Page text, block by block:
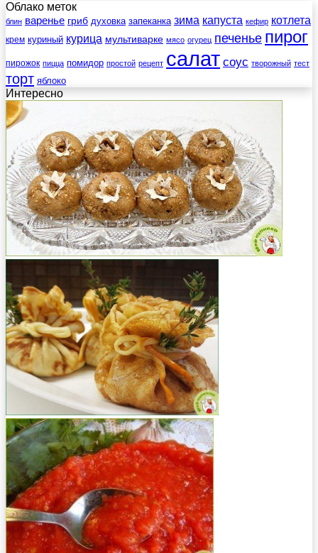
Облако меток
блин варенье гриб духовка запеканка зима капуста кефир котлета
крем куриный курица мультиварке мясо огурец печенье пирог
пирожок пицца помидор простой рецепт салат соус творожный тест
торт яблоко
Интересно